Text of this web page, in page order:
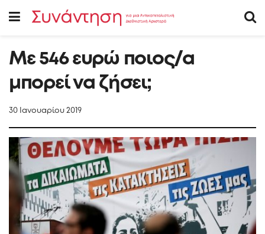
Με 546 ευρώ ποιος/α
μπορεί να ζήσει;
30 Ιανουαρίου 2019